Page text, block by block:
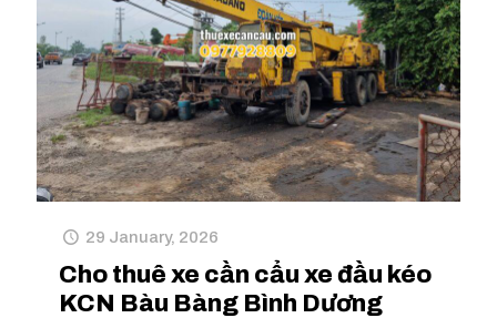
29 January, 2026
Cho thuê xe cần cẩu xe đầu kéo
KCN Bàu Bàng Bình Dương